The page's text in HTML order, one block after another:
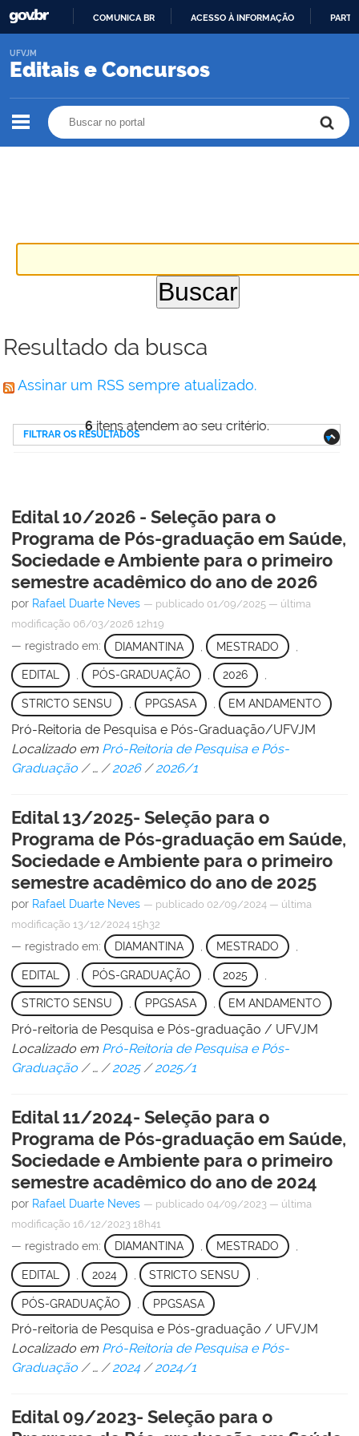
O
COMUNICA BR ACESSO À INFORMAÇÃO
Editais e Concursos
UFVJM
Resultado da busca
Assinar um RSS sempre atualizado.
6itens atendem ao seu critério.
FILTRAR OS RESULTADOS
Edital 10/2026 - Seleção para o
Programa de Pós-graduação em Saúde,
Sociedade e Ambiente para o primeiro
semestre acadêmico do ano de 2026
por Rafael Duarte Neves — publicado 01/09/2025 — última
modificação 06/03/2026 12h19
— registrado em: DIAMANTINA MESTRADO
EDITAL , PÓS-GRADUAÇÃO , 2026 ,
STRICTO SENSU PPGSASA EM ANDAMENTO
Pró-Reitoria de Pesquisa e Pós-Graduação/UFVJM
Localizado em Pró-Reitoria de Pesquisa e Pós-
Graduação /… /2026 /2026/1
Edital 13/2025- Seleção para o
Programa de Pós-graduação em Saúde,
Sociedade e Ambiente para o primeiro
semestre acadêmico do ano de 2025
por Rafael Duarte Neves — publicado 02/09/2024 — última
modificação 13/12/2024 15h32
— registrado em: DIAMANTINA MESTRADO
EDITAL PÓS-GRADUAÇÃO 2025
STRICTO SENSU , PPGSASA , EM ANDAMENTO
Pró-reitoria de Pesquisa e Pós-graduação / UFVJM
Localizado em Pró-Reitoria de Pesquisa e Pós-
Graduação /… /2025 /2025/1
Edital 11/2024- Seleção para o
Programa de Pós-graduação em Saúde,
Sociedade e Ambiente para o primeiro
semestre acadêmico do ano de 2024
por Rafael Duarte Neves — publicado 04/09/2023 — última
modificação 16/12/2023 18h41
— registrado em: DIAMANTINA MESTRADO
EDITAL 2024 STRICTO SENSU
PÓS-GRADUAÇÃO PPGSASA
Pró-reitoria de Pesquisa e Pós-graduação / UFVJM
Localizado em Pró-Reitoria de Pesquisa e Pós-
Graduação /… /2024 /2024/1
Edital 09/2023- Seleção para o